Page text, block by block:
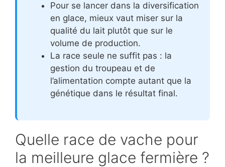
Pour se lancer dans la diversification
en glace, mieux vaut miser sur la
qualité du lait plutôt que sur le
volume de production.
La race seule ne suffit pas : la
gestion du troupeau et de
l’alimentation compte autant que la
génétique dans le résultat final.
Quelle race de vache pour
la meilleure glace fermière ?